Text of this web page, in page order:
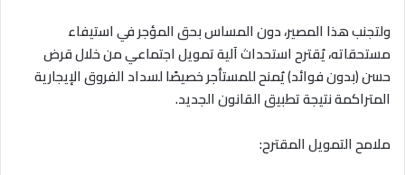
ولتجنب هذا المصير، دون المساس بحق المؤجر في استيفاء
مستحقاته، يُقترح استحداث آلية تمويل اجتماعي من خلال قرض
حسن (بدون فوائد) يُمنح للمستأجر خصيصًا لسداد الفروق الإيجارية
المتراكمة نتيجة تطبيق القانون الجديد.
ملامح التمويل المقترح: